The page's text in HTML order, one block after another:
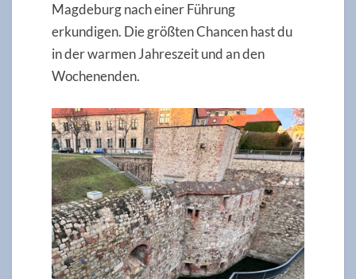
Magdeburg nach einer Führung
erkundigen. Die größten Chancen hast du
in der warmen Jahreszeit und an den
Wochenenden.